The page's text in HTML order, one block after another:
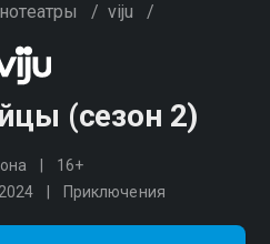
/ viju /
(сезон 2)
16+
Приключения